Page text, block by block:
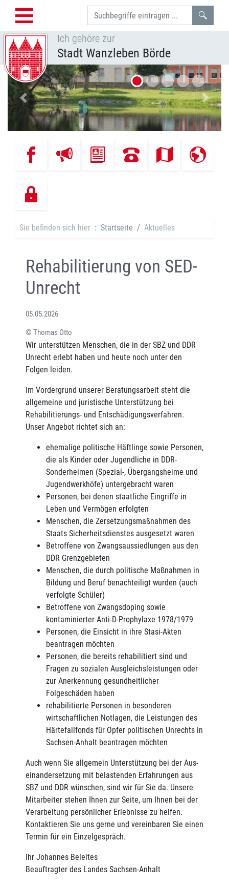
Ich gehöre zur
Stadt Wanzleben Börde
Vorheriges Bild
Sie befinden sich hier Startseite Aktuelles
Rehabilitierung von SED-
Unrecht
Wir unterstützen Menschen, die in der SBZ und DDR
Unrecht erlebt haben und heute noch unter den
Folgen leiden.
Im Vordergrund unserer Beratungsarbeit steht die
allgemeine und juristische Unterstützung bei
Rehabilitierungs- und Entschädigungsverfahren.
Unser Angebot richtet sich an:
ehemalige politische Häftlinge sowie Personen,
die als Kinder oder Jugendliche in DDR-
Sonderheimen (Spezial-, Übergangsheime und
Jugendwerkhöfe) untergebracht waren
Personen, bei denen staatliche Eingriffe in
Leben und Vermögen erfolgten
Menschen, die Zersetzungsmaßnahmen des
Staats­ Sicherheitsdienstes ausgesetzt waren
Betroffene von Zwangsaussiedlungen aus den
DDR Grenzgebieten
Menschen, die durch politische Maßnahmen in
Bil­dung und Beruf benachteiligt wurden (auch
verfolgte Schüler)
Betroffene von Zwangsdoping sowie
kontaminierter Anti-D-Prophylaxe 1978/1979
Personen, die Einsicht in ihre Stasi-Akten
beantragen möchten
Personen, die bereits rehabilitiert sind und
Fragen zu sozialen Ausgleichsleistungen oder
zur Anerkennung gesundheitlicher
Folgeschäden haben
rehabilitierte Personen in besonderen
wirtschaftli­chen Notlagen, die Leistungen des
Härtefallfonds für Opfer politischen Unrechts in
Sachsen-Anhalt be­antragen möchten
Auch wenn Sie allgemein Unterstützung bei der Aus­
einandersetzung mit belastenden Erfahrungen aus
SBZ und DDR wünschen, sind wir für Sie da. Unsere
Mitarbeiter stehen Ihnen zur Seite, um Ihnen bei der
Verarbeitung persönlicher Erlebnisse zu helfen.
Kontaktieren Sie uns gerne und vereinbaren Sie einen
Termin für ein Einzelgespräch.
Ihr Johannes Beleites
Beauftragter des Landes Sachsen-Anhalt
05.05.2026
© Thomas Otto